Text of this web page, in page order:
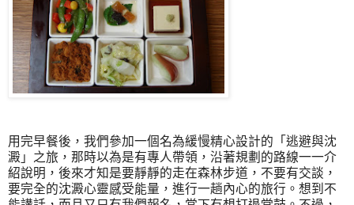
用完早餐後，我們參加一個名為緩慢精心設計的「逃避與沈
澱」之旅，那時以為是有專人帶領，沿著規劃的路線一一介
紹說明，後來才知是要靜靜的走在森林步道，不要有交談，
要完全的沈澱心靈感受能量，進行一趟內心的旅行。想到不